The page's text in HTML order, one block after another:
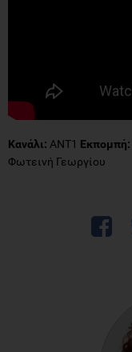
Κανάλι: ΑΝΤ1 Εκπομπή:
Φωτεινή Γεωργίου